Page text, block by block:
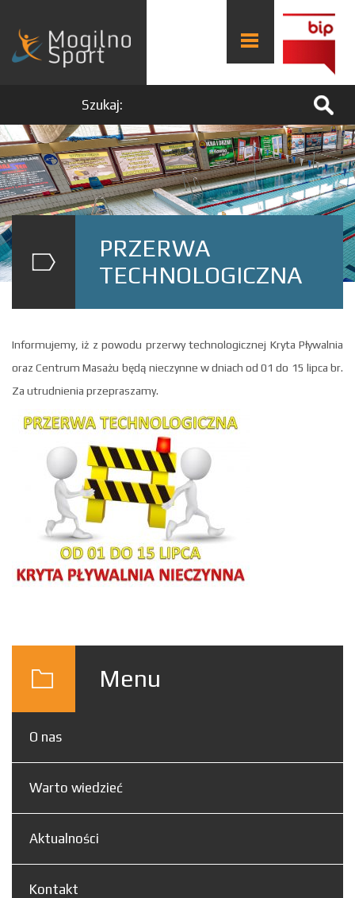
Szukaj:
PRZERWA
TECHNOLOGICZNA
Informujemy, iż z powodu przerwy technologicznej Kryta Pływalnia
oraz Centrum Masażu będą nieczynne w dniach od 01 do 15 lipca br.
Za utrudnienia przepraszamy.
Menu
O nas
Warto wiedzieć
Aktualności
Kontakt